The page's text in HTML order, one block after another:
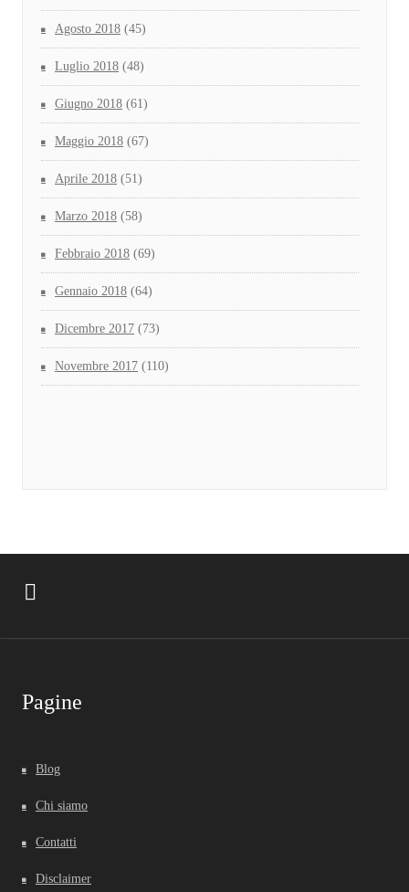
Agosto 2018 (45)
Luglio 2018 (48)
Giugno 2018 (61)
Maggio 2018 (67)
Aprile 2018 (51)
Marzo 2018 (58)
Febbraio 2018 (69)
Gennaio 2018 (64)
Dicembre 2017 (73)
Novembre 2017 (110)
Pagine
Blog
Chi siamo
Contatti
Disclaimer